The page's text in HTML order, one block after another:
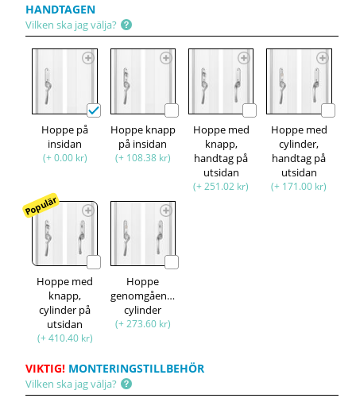
HANDTAGEN
Vilken ska jag välja?
Hoppe på
insidan
(+ 0.00 kr)
Hoppe knapp
på insidan
(+ 108.38 kr)
Hoppe med
knapp,
handtag på
utsidan
(+ 251.02 kr)
Hoppe med
cylinder,
handtag på
utsidan
(+ 171.00 kr)
Populär
Hoppe med
knapp,
cylinder på
utsidan
(+ 410.40 kr)
Hoppe
genomgående
cylinder
(+ 273.60 kr)
VIKTIG! MONTERINGSTILLBEHÖR
Vilken ska jag välja?